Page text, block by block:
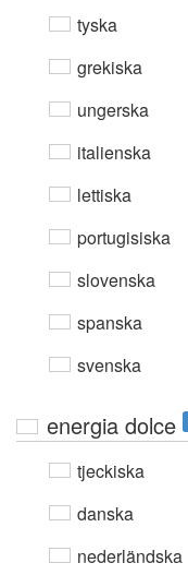
tyska
grekiska
ungerska
italienska
lettiska
portugisiska
slovenska
spanska
svenska
energia dolce
tjeckiska
danska
nederländska